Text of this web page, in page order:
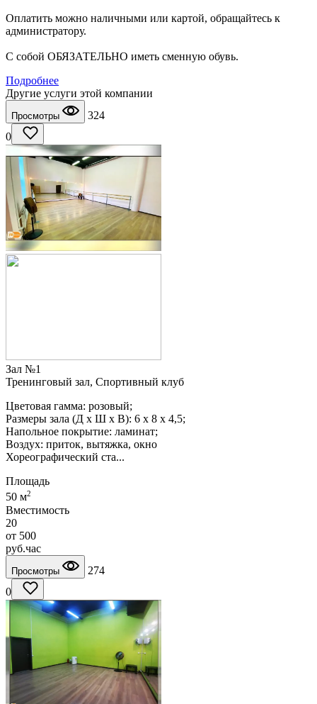
Оплатить можно наличными или картой, обращайтесь к
администратору.
С собой ОБЯЗАТЕЛЬНО иметь сменную обувь.
Подробнее
Другие услуги этой компании
Просмотры
324
0
Зал №1
Тренинговый зал, Спортивный клуб
Цветовая гамма: розовый;
Размеры зала (Д х Ш х В): 6 х 8 х 4,5;
Напольное покрытие: ламинат;
Воздух: приток, вытяжка, окно
Хореографический ста...
Площадь
50 м2
Вместимость
20
от 500
руб.час
Просмотры
274
0